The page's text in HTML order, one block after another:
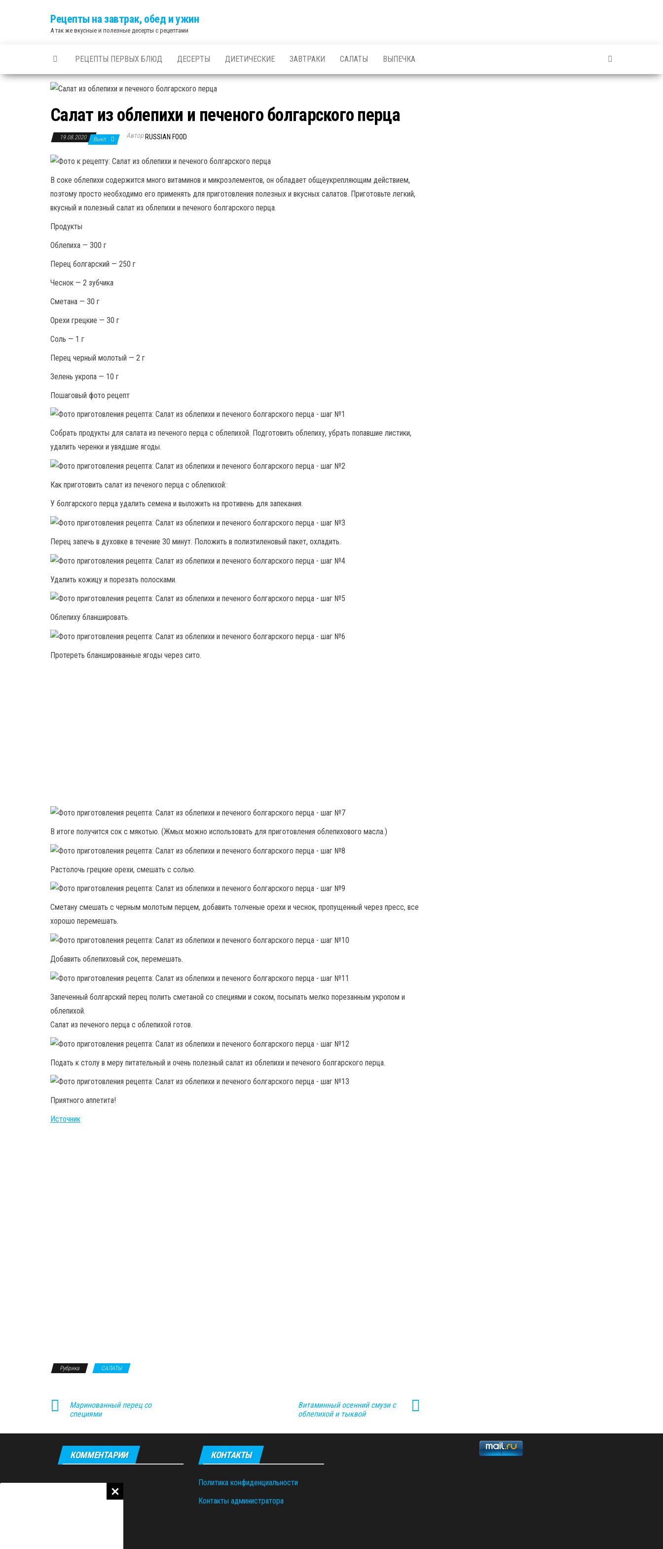
Рецепты на завтрак, обед и ужин
А так же вкусные и полезные десерты с рецептами
РЕЦЕПТЫ ПЕРВЫХ БЛЮД ДЕСЕРТЫ ДИЕТИЧЕСКИЕ ЗАВТРАКИ САЛАТЫ ВЫПЕЧКА
Салат из облепихи и печеного болгарского перца
19.08.2020 Выкл. Автор RUSSIAN FOOD
В соке облепихи содержится много витаминов и микроэлементов, он обладает общеукрепляющим действием,
поэтому просто необходимо его применять для приготовления полезных и вкусных салатов. Приготовьте легкий,
вкусный и полезный салат из облепихи и печеного болгарского перца.
Продукты
Облепиха — 300 г
Перец болгарский — 250 г
Чеснок — 2 зубчика
Сметана — 30 г
Орехи грецкие — 30 г
Соль — 1 г
Перец черный молотый — 2 г
Зелень укропа — 10 г
Пошаговый фото рецепт
Собрать продукты для салата из печеного перца с облепихой. Подготовить облепиху, убрать попавшие листики,
удалить черенки и увядшие ягоды.
Как приготовить салат из печеного перца с облепихой:
У болгарского перца удалить семена и выложить на противень для запекания.
Перец запечь в духовке в течение 30 минут. Положить в полиэтиленовый пакет, охладить.
Удалить кожицу и порезать полосками.
Облепиху бланшировать.
Протереть бланшированные ягоды через сито.
В итоге получится сок с мякотью. (Жмых можно использовать для приготовления облепихового масла.)
Растолочь грецкие орехи, смешать с солью.
Сметану смешать с черным молотым перцем, добавить толченые орехи и чеснок, пропущенный через пресс, все
хорошо перемешать.
Добавить облепиховый сок, перемешать.
Запеченный болгарский перец полить сметаной со специями и соком, посыпать мелко порезанным укропом и
облепихой.
Салат из печеного перца с облепихой готов.
Подать к столу в меру питательный и очень полезный салат из облепихи и печеного болгарского перца.
Приятного аппетита!
Источник
Рубрика САЛАТЫ
Маринованный перец со
специями
Витаминный осенний смузи с
облепихой и тыквой
КОММЕНТАРИИ КОНТАКТЫ
Политика конфиденциальности
Контакты администратора